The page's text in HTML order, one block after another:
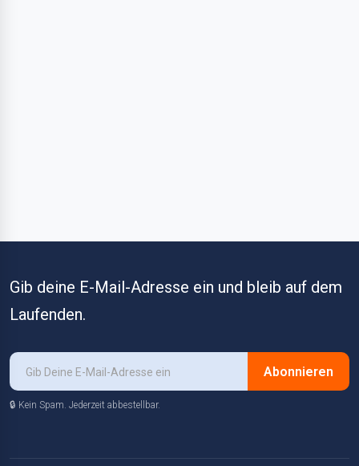
Gib deine E-Mail-Adresse ein und bleib auf dem
Laufenden.
Abonnieren
🔒 Kein Spam. Jederzeit abbestellbar.